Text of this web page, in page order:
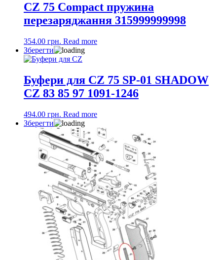
CZ 75 Compact пружина
перезаряджання 315999999998
354.00 грн. Read more
Зберегти
Буфери для CZ 75 SP-01 SHADOW
CZ 83 85 97 1091-1246
494.00 грн. Read more
Зберегти